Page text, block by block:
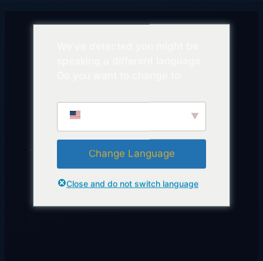
Change Language
Close and do not switch language